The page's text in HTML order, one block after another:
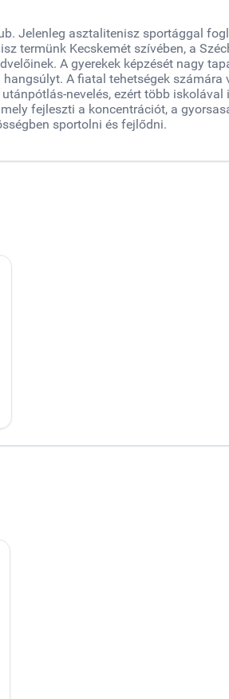
Jelenleg asztalitenisz sportággal
termünk Kecskemét szívében, a
A gyerekek képzését nagy
A fiatal tehetségek számára
nevelés, ezért több iskolával
fejleszti a koncentrációt, a
sportolni és fejlődni.